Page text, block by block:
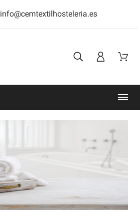
info@cemtextilhosteleria.es